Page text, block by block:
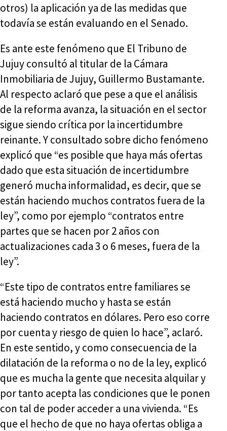
otros) la aplicación ya de las medidas que
todavía se están evaluando en el Senado.
Es ante este fenómeno que El Tribuno de
Jujuy consultó al titular de la Cámara
Inmobiliaria de Jujuy, Guillermo Bustamante.
Al respecto aclaró que pese a que el análisis
de la reforma avanza, la situación en el sector
sigue siendo crítica por la incertidumbre
reinante. Y consultado sobre dicho fenómeno
explicó que “es posible que haya más ofertas
dado que esta situación de incertidumbre
generó mucha informalidad, es decir, que se
están haciendo muchos contratos fuera de la
ley”, como por ejemplo “contratos entre
partes que se hacen por 2 años con
actualizaciones cada 3 o 6 meses, fuera de la
ley”.
“Este tipo de contratos entre familiares se
está haciendo mucho y hasta se están
haciendo contratos en dólares. Pero eso corre
por cuenta y riesgo de quien lo hace”, aclaró.
En este sentido, y como consecuencia de la
dilatación de la reforma o no de la ley, explicó
que es mucha la gente que necesita alquilar y
por tanto acepta las condiciones que le ponen
con tal de poder acceder a una vivienda. “Es
que el hecho de que no haya ofertas obliga a